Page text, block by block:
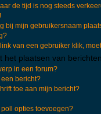
de tijd is nog steeds
bij mijn gebruikersnaam
van een gebruiker klik,
het plaatsen van berichten
in een forum?
bericht?
toe aan mijn bericht?
opties toevoegen?